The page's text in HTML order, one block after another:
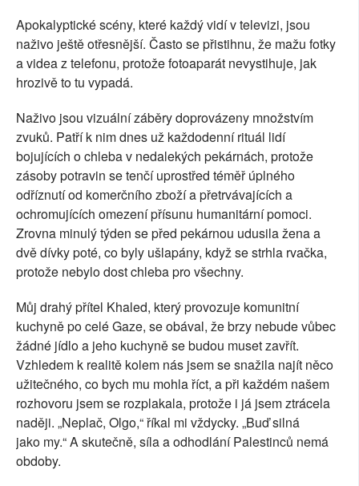
Apokalyptické scény, které každý vidí v televizi, jsou
naživo ještě otřesnější. Často se přistihnu, že mažu fotky
a videa z telefonu, protože fotoaparát nevystihuje, jak
hrozivě to tu vypadá.
Naživo jsou vizuální záběry doprovázeny množstvím
zvuků. Patří k nim dnes už každodenní rituál lidí
bojujících o chleba v nedalekých pekárnách, protože
zásoby potravin se tenčí uprostřed téměř úplného
odříznutí od komerčního zboží a přetrvávajících a
ochromujících omezení přísunu humanitární pomoci.
Zrovna minulý týden se před pekárnou udusila žena a
dvě dívky poté, co byly ušlapány, když se strhla rvačka,
protože nebylo dost chleba pro všechny.
Můj drahý přítel Khaled, který provozuje komunitní
kuchyně po celé Gaze, se obával, že brzy nebude vůbec
žádné jídlo a jeho kuchyně se budou muset zavřít.
Vzhledem k realitě kolem nás jsem se snažila najít něco
užitečného, co bych mu mohla říct, a při každém našem
rozhovoru jsem se rozplakala, protože i já jsem ztrácela
naději. „Neplač, Olgo,“ říkal mi vždycky. „Buď silná
jako my.“ A skutečně, síla a odhodlání Palestinců nemá
obdoby.